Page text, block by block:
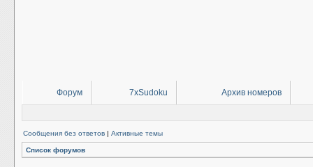
Форум 7xSudoku Архив номеров
Сообщения без ответов | Активные темы
Список форумов